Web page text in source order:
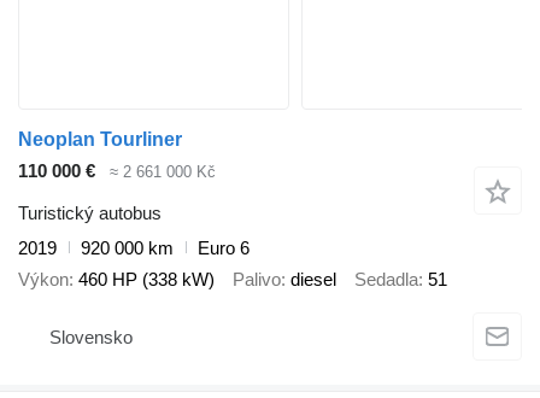
Neoplan Tourliner
110 000 €
≈ 2 661 000 Kč
Turistický autobus
2019
920 000 km
Euro 6
Výkon 460 HP (338 kW) Palivo diesel Sedadla 51
Slovensko